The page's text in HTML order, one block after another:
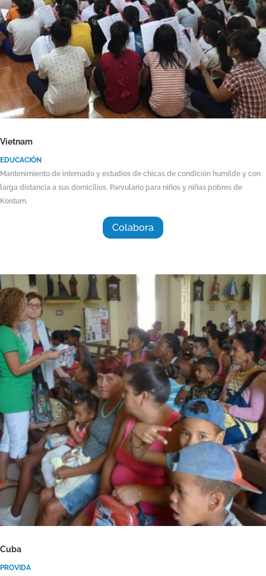
Vietnam
EDUCACIÓN
Mantenimiento de internado y estudios de chicas de condición humilde y con
larga distancia a sus domicilios. Parvulario para niños y niñas pobres de
Kontum.
Colabora
Cuba
PROVIDA